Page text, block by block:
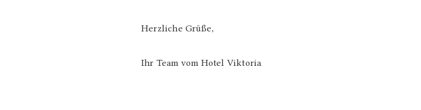
Herzliche Grüße,
Ihr Team vom Hotel Viktoria